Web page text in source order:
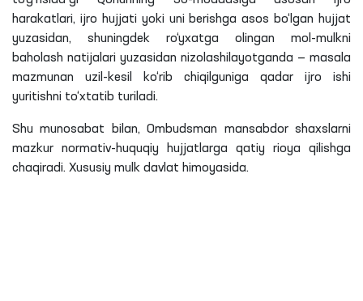
harakatlari, ijro hujjati yoki uni berishga asos bo‘lgan hujjat
yuzasidan, shuningdek ro‘yxatga olingan mol-mulkni
baholash natijalari yuzasidan nizolashilayotganda — masala
mazmunan uzil-kesil ko‘rib chiqilguniga qadar ijro ishi
yuritishni to‘xtatib turiladi.
Shu munosabat bilan, Ombudsman mansabdor shaxslarni
mazkur normativ-huquqiy hujjatlarga qatiy rioya qilishga
chaqiradi. Xususiy mulk davlat himoyasida.